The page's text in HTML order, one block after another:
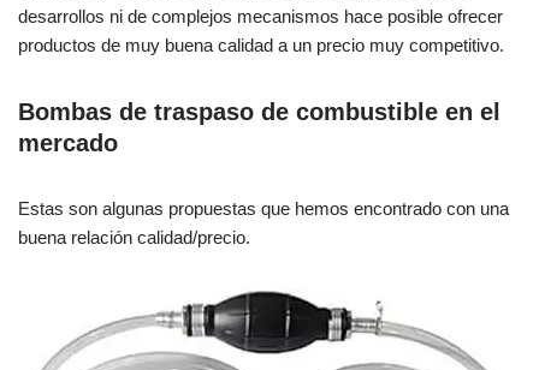
desarrollos ni de complejos mecanismos hace posible ofrecer
productos de muy buena calidad a un precio muy competitivo.
Bombas de traspaso de combustible en el
mercado
Estas son algunas propuestas que hemos encontrado con una
buena relación calidad/precio.